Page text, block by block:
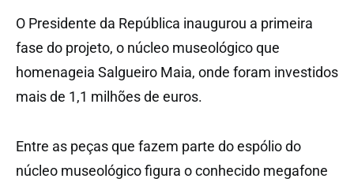
O Presidente da República inaugurou a primeira
fase do projeto, o núcleo museológico que
homenageia Salgueiro Maia, onde foram investidos
mais de 1,1 milhões de euros.
Entre as peças que fazem parte do espólio do
núcleo museológico figura o conhecido megafone